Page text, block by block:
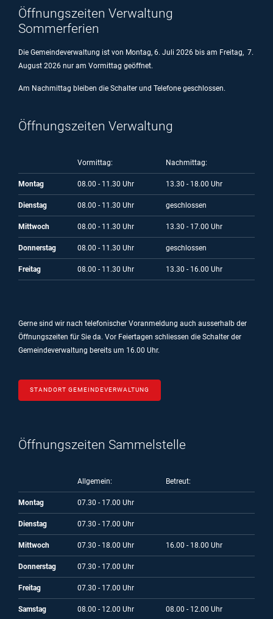
Öffnungszeiten Verwaltung
Sommerferien
Die Gemeindeverwaltung ist von Montag, 6. Juli 2026 bis am Freitag, 7.
August 2026 nur am Vormittag geöffnet.
Am Nachmittag bleiben die Schalter und Telefone geschlossen.
Öffnungszeiten Verwaltung
Vormittag: Nachmittag:
Montag 08.00 - 11.30 Uhr 13.30 - 18.00 Uhr
Dienstag 08.00 - 11.30 Uhr geschlossen
Mittwoch 08.00 - 11.30 Uhr 13.30 - 17.00 Uhr
Donnerstag 08.00 - 11.30 Uhr geschlossen
Freitag 08.00 - 11.30 Uhr 13.30 - 16.00 Uhr
Gerne sind wir nach telefonischer Voranmeldung auch ausserhalb der
Öffnungszeiten für Sie da. Vor Feiertagen schliessen die Schalter der
Gemeindeverwaltung bereits um 16.00 Uhr.
STANDORT GEMEINDEVERWALTUNG
Öffnungszeiten Sammelstelle
Allgemein: Betreut:
Montag 07.30 - 17.00 Uhr
Dienstag 07.30 - 17.00 Uhr
Mittwoch 07.30 - 18.00 Uhr 16.00 - 18.00 Uhr
Donnerstag 07.30 - 17.00 Uhr
Freitag 07.30 - 17.00 Uhr
Samstag 08.00 - 12.00 Uhr 08.00 - 12.00 Uhr